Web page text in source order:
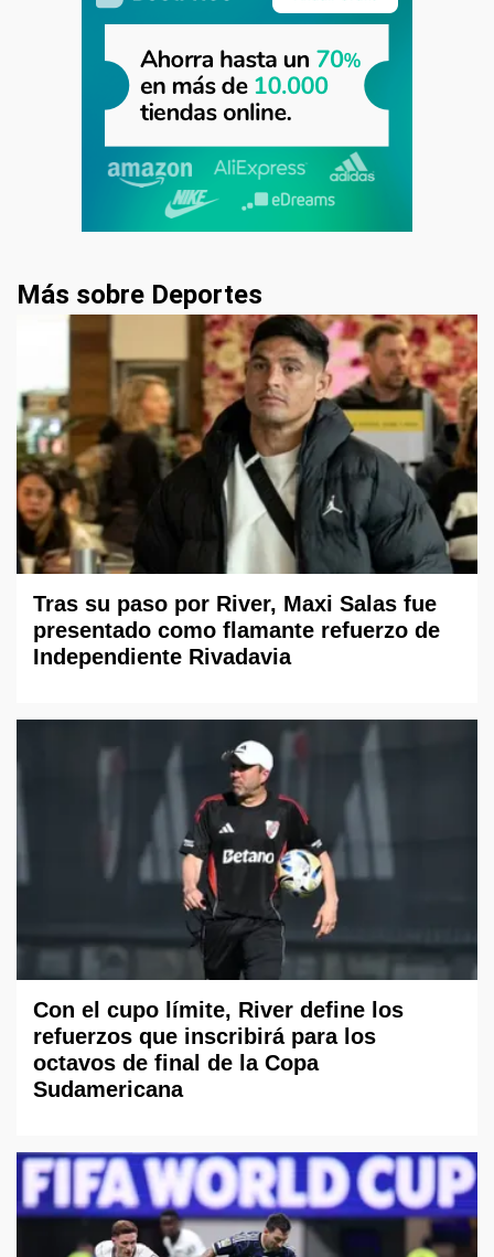
Más sobre Deportes
Tras su paso por River, Maxi Salas fue
presentado como flamante refuerzo de
Independiente Rivadavia
Con el cupo límite, River define los
refuerzos que inscribirá para los
octavos de final de la Copa
Sudamericana